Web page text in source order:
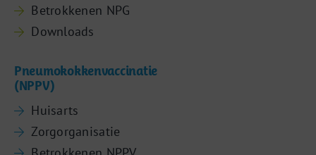
Betrokkenen NPG
Downloads
Pneumokokkenvaccinatie
(NPPV)
Huisarts
Zorgorganisatie